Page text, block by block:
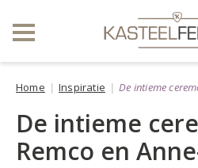
Home Inspiratie De intieme
De intieme
Remco en